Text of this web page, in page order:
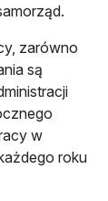
zarówno
są
w
roku